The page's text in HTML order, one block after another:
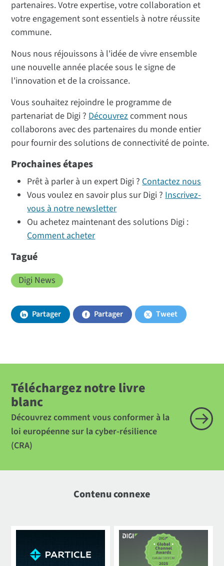
partenaires. Votre expertise, votre collaboration et
votre engagement sont essentiels à notre réussite
commune.
Nous nous réjouissons à l'idée de vivre ensemble
une nouvelle année placée sous le signe de
l'innovation et de la croissance.
Vous souhaitez rejoindre le programme de
partenariat de Digi ?Découvrezcomment nous
collaborons avec des partenaires du monde entier
pour fournir des solutions de connectivité de pointe.
Prochaines étapes
Prêt à parler à un expert Digi ?Contactez nous
Vous voulez en savoir plus sur Digi ?Inscrivez-
vous à notre newsletter
Ou achetez maintenant des solutions Digi :
Comment acheter
Tagué
Digi News
Partager Partager Tweet
Téléchargez notre livre
blanc
Découvrez comment vous conformer à la
loi européenne sur la cyber-résilience
(CRA)
Contenu connexe